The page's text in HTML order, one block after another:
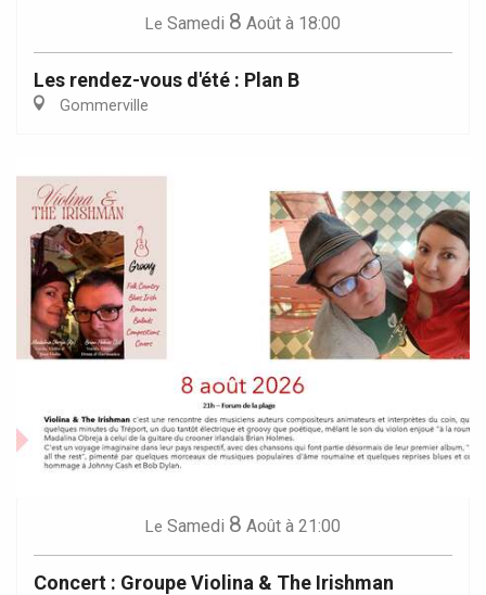
Le Samedi 8 Août à 18:00
Les rendez-vous d'été : Plan B
Gommerville
Le Samedi 8 Août à 21:00
Concert : Groupe Violina & The Irishman